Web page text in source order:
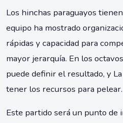
Los hinchas paraguayos
equipo ha mostrado
rápidas y capacidad para
mayor jerarquía. En los
puede definir el resultado, y
tener los recursos para pelear.
Este partido será un punto